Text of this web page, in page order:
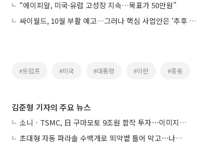
“에이피알, 미국·유럽 고성장 지속…목표가 50만원”
싸이월드, 10월 부활 예고…그러나 핵심 사업안은 ‘추후 공개’
#트럼프 #미국 #대통령 #이란 #중동
김준형 기자의 주요 뉴스
소니ㆍTSMC, 日 구마모토 9조원 합작 투자⋯이미지 센서 반도체 양산
초대형 자동 파라솔 수백개로 뙤약볕 틀어 막고⋯나라별 폭염 생존법